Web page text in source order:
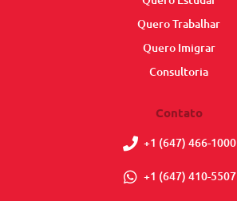
Quero Trabalhar
Quero Imigrar
Consultoria
Contato
+1 (647) 466-1000
+1 (647) 410-5507